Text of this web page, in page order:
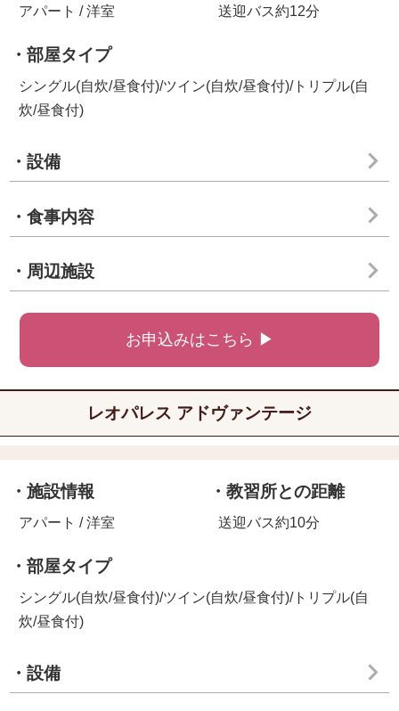
アパート / 洋室 送迎バス約12分
・部屋タイプ
シングル(自炊/昼食付)/ツイン(自炊/昼食付)/トリプル(自
炊/昼食付)
・設備
・食事内容
・周辺施設
お申込みはこちら ▶
レオパレス アドヴァンテージ
・施設情報
アパート / 洋室
・教習所との距離
送迎バス約10分
・部屋タイプ
シングル(自炊/昼食付)/ツイン(自炊/昼食付)/トリプル(自
炊/昼食付)
・設備